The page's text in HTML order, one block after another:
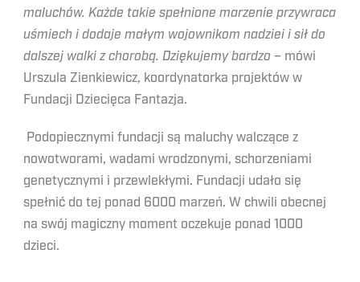
maluchów. Każde takie spełnione marzenie przywraca
uśmiech i dodaje małym wojownikom nadziei i sił do
dalszej walki z chorobą. Dziękujemy bardzo – mówi
Urszula Zienkiewicz, koordynatorka projektów w
Fundacji Dziecięca Fantazja.
Podopiecznymi fundacji są maluchy walczące z
nowotworami, wadami wrodzonymi, schorzeniami
genetycznymi i przewlekłymi. Fundacji udało się
spełnić do tej ponad 6000 marzeń. W chwili obecnej
na swój magiczny moment oczekuje ponad 1000
dzieci.